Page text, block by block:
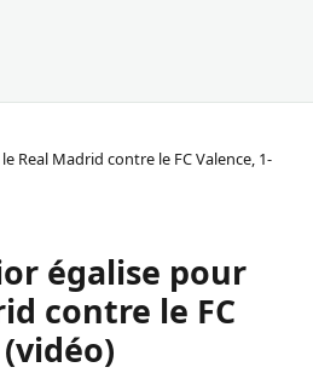
Real Madrid contre le FC Valence, 1-
égalise pour
contre le FC